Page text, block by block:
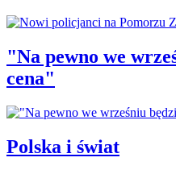
"Na pewno we
cena"
Polska i świat